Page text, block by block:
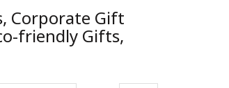
Corporate Gift
friendly Gifts,